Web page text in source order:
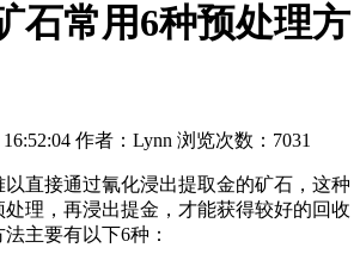
石常用6种预处理方
作者：Lynn 浏览次数：7031
直接通过氰化浸出提取金的矿石，这种
理，再浸出提金，才能获得较好的回收
主要有以下6种：